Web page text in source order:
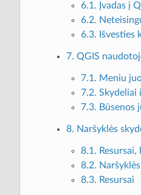
6.1. Įvadas į
6.2.
6.3. Išvesties
7. QGIS
7.1. Meniu
7.2. Skydeliai
7.3. Būsenos
8. Naršyklės
8.1.
8.2.
8.3. Resursai